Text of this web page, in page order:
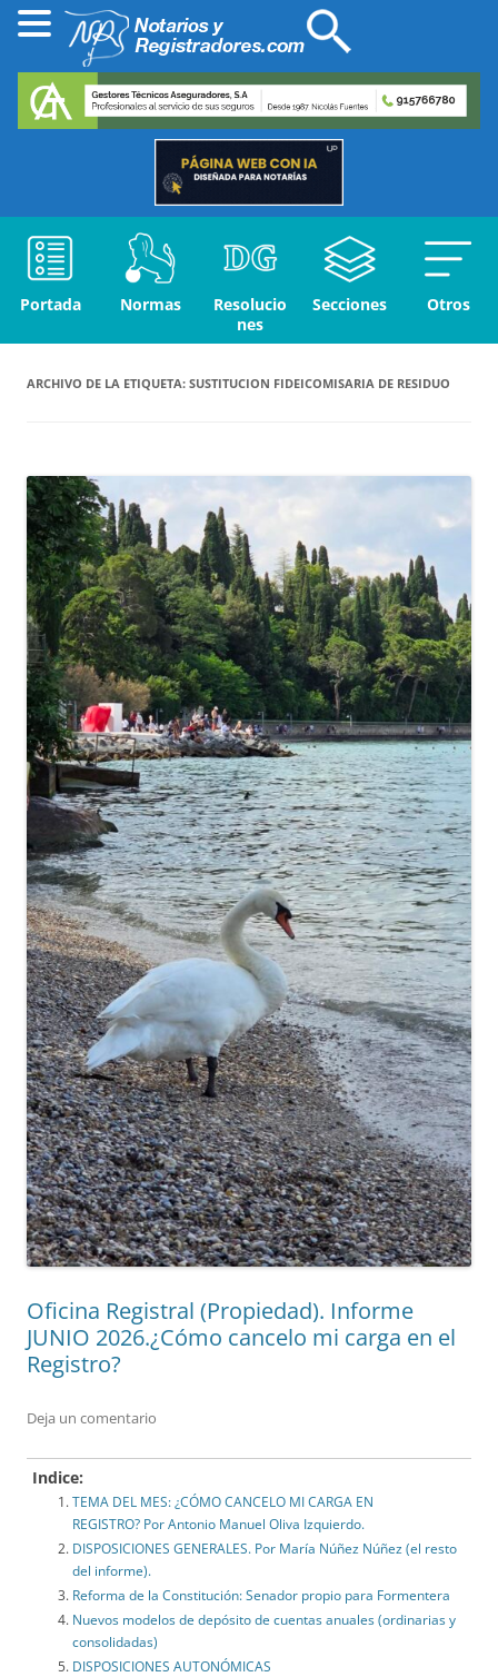
Portada Normas
Resolucio
nes
Secciones Otros
ARCHIVO DE LA ETIQUETA: SUSTITUCION FIDEICOMISARIA DE RESIDUO
Oficina Registral (Propiedad). Informe
JUNIO 2026.¿Cómo cancelo mi carga en el
Registro?
Deja un comentario
Indice:
TEMA DEL MES: ¿CÓMO CANCELO MI CARGA EN
REGISTRO? Por Antonio Manuel Oliva Izquierdo.
DISPOSICIONES GENERALES. Por María Núñez Núñez (el resto
del informe).
Reforma de la Constitución: Senador propio para Formentera
Nuevos modelos de depósito de cuentas anuales (ordinarias y
consolidadas)
DISPOSICIONES AUTONÓMICAS